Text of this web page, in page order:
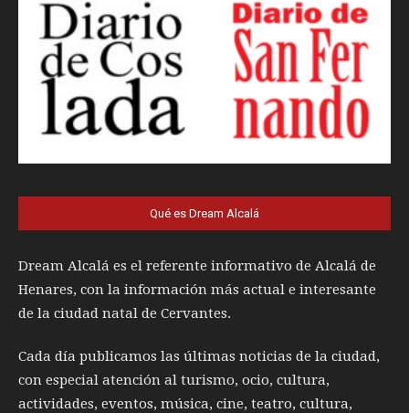
Qué es Dream Alcalá
Dream Alcalá es el referente informativo de Alcalá de
Henares, con la información más actual e interesante
de la ciudad natal de Cervantes.
Cada día publicamos las últimas noticias de la ciudad,
con especial atención al turismo, ocio, cultura,
actividades, eventos, música, cine, teatro, cultura,